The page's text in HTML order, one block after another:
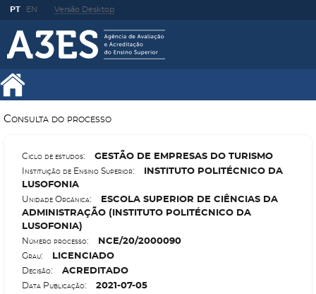
PT EN Versão Desktop
Consulta do processo
Ciclo de estudos: G ESTÃO DE EMPRESAS DO TURISMO
Instituição de Ensino Superior:
NSTITUTO POLITÉCNICO DA
LUSOFONIA
Unidade Orgânica: ESCOLA SUPERIOR DE CIÊNCIAS DA
ADMINISTRAÇÃO (INSTITUTO POLITÉCNICO DA
LUSOFONIA)
Número processo: N CE/20/2000090
Grau: L ICENCIADO
Decisão: ACREDITADO
Data Publicação: 2021-07-05